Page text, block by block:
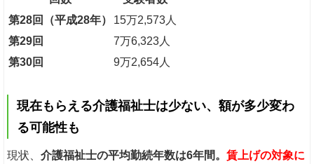
第28回（平成28年）
15万2,573人
第29回
7万6,323人
第30回
9万2,654人
現在もらえる介護福祉士は少ない、額が多少変わ
る可能性も
現状、介護福祉士の平均勤続年数は6年間。賃上げの対象に